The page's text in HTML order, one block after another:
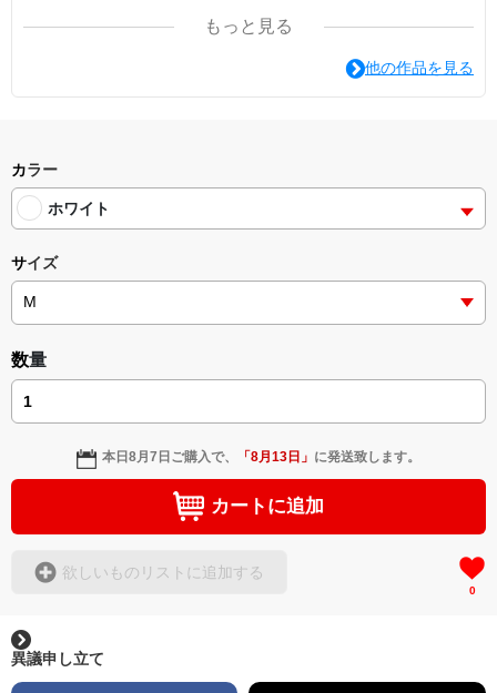
私の夢はＴシャツで世界中の方に｢幸せ｣をお届けする事で
action【行動】gratitude【感謝】Everyone【全ての方に】
バスケットボール・動物・アートのオリジナルTシャツで
見た方や着た方が楽しく笑顔になる作品を目指して制作をし
幸せの1シーンをお届けできますと嬉しい限りです。
もっと見る
他の作品を見る
カラー
ホワイト
サイズ
数量
本日8月7日 ご購入で、 「8月13日 」 に発送致します。
カートに追加
欲しいものリストに追加する
0
異議申し立て